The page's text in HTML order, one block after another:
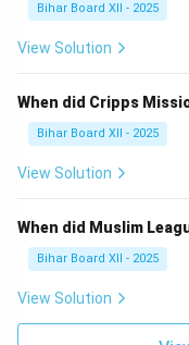
Bihar Board XII - 2025
View Solution
When did Cripps
Bihar Board XII - 2025
View Solution
When did Muslim
Bihar Board XII - 2025
View Solution